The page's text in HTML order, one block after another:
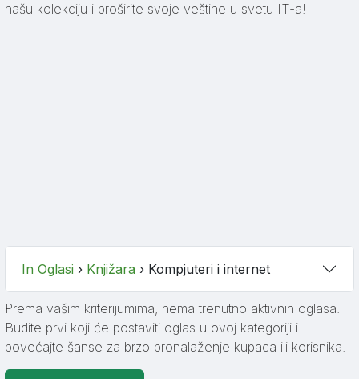
našu kolekciju i proširite svoje veštine u svetu IT-a!
In Oglasi › Knjižara › Kompjuteri i internet
Prema vašim kriterijumima, nema trenutno aktivnih oglasa.
Budite prvi koji će postaviti oglas u ovoj kategoriji i
povećajte šanse za brzo pronalaženje kupaca ili korisnika.